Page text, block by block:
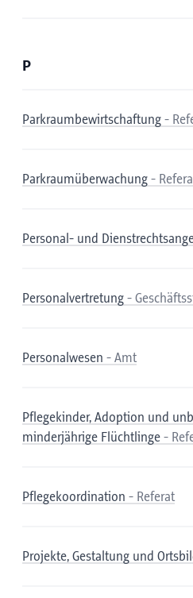
P
Parkraumbewirtschaftung -
Parkraumüberwachung -
Personal- und
Personalvertretung -
Personalwesen - Amt
Pflegekinder, Adoption und
minderjährige Flüchtlinge -
Pflegekoordination - Referat
Projekte, Gestaltung und